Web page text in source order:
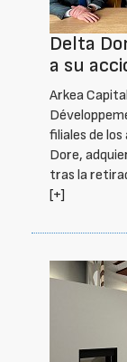
Delta
a su
Arkea
filiales de
Dore,
tras la
[+]